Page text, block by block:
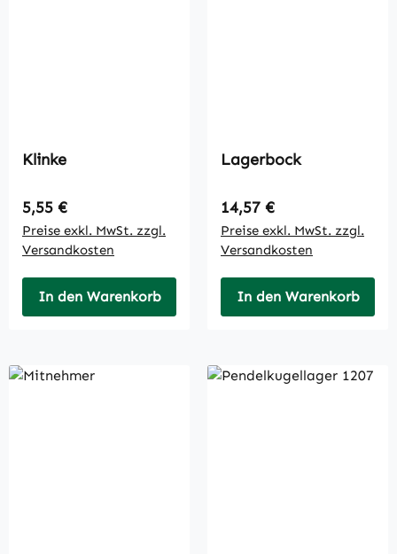
Klinke
Regulärer Preis:
5,55 €
Preise exkl. MwSt. zzgl.
Versandkosten
In den Warenkorb
Lagerbock
Regulärer Preis:
14,57 €
Preise exkl. MwSt. zzgl.
Versandkosten
In den Warenkorb